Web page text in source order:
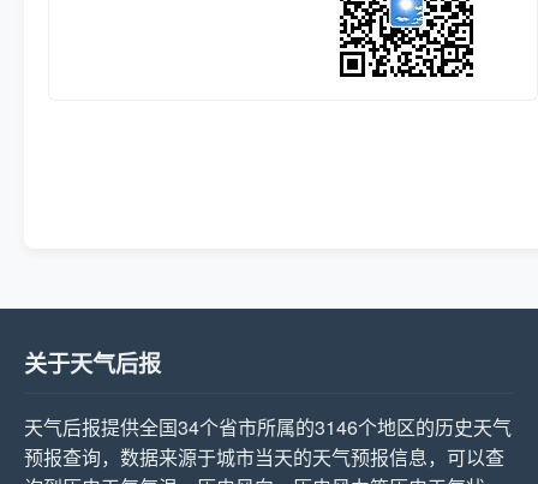
关于天气后报
天气后报提供全国34个省市所属的3146个地区的历史天气
预报查询，数据来源于城市当天的天气预报信息，可以查